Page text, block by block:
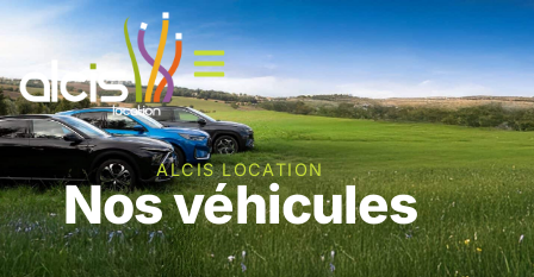
ALCIS LOCATION
Nos véhicules